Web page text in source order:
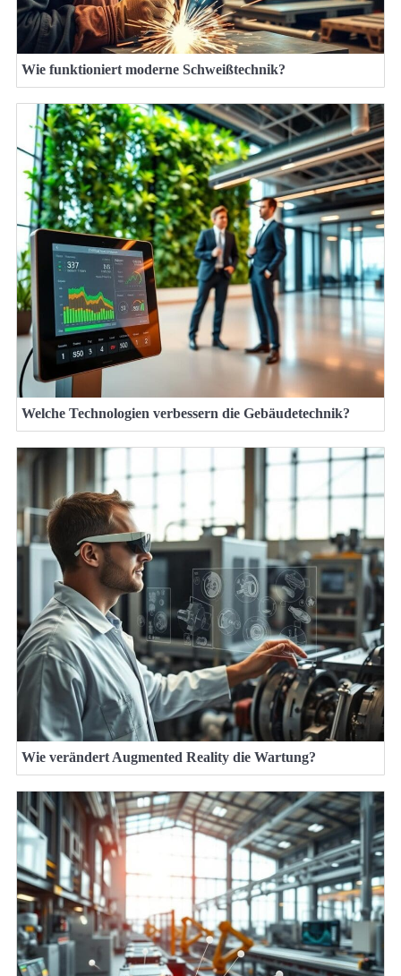
Wie funktioniert moderne Schweißtechnik?
Welche Technologien verbessern die Gebäudetechnik?
Wie verändert Augmented Reality die Wartung?